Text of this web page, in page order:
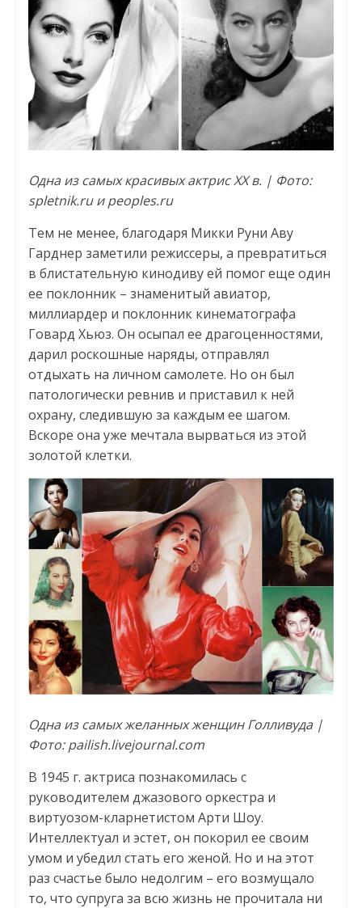
Одна из самых красивых актрис ХХ в. | Фото:
spletnik.ru и peoples.ru
Тем не менее, благодаря Микки Руни Аву
Гарднер заметили режиссеры, а превратиться
в блистательную кинодиву ей помог еще один
ее поклонник – знаменитый авиатор,
миллиардер и поклонник кинематографа
Говард Хьюз. Он осыпал ее драгоценностями,
дарил роскошные наряды, отправлял
отдыхать на личном самолете. Но он был
патологически ревнив и приставил к ней
охрану, следившую за каждым ее шагом.
Вскоре она уже мечтала вырваться из этой
золотой клетки.
Одна из самых желанных женщин Голливуда |
Фото: pailish.livejournal.com
В 1945 г. актриса познакомилась с
руководителем джазового оркестра и
виртуозом-кларнетистом Арти Шоу.
Интеллектуал и эстет, он покорил ее своим
умом и убедил стать его женой. Но и на этот
раз счастье было недолгим – его возмущало
то, что супруга за всю жизнь не прочитала ни